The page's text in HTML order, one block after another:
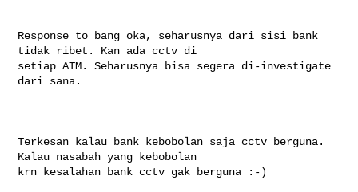
Response to bang oka, seharusnya dari sisi bank
tidak ribet. Kan ada cctv di
setiap ATM. Seharusnya bisa segera di-investigate
dari sana.
Terkesan kalau bank kebobolan saja cctv berguna.
Kalau nasabah yang kebobolan
krn kesalahan bank cctv gak berguna :-)